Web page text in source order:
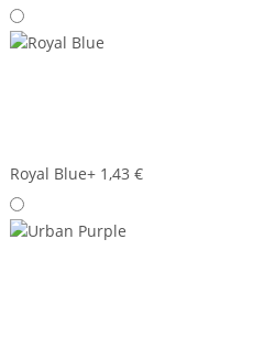
Royal Blue+ 1,43 €